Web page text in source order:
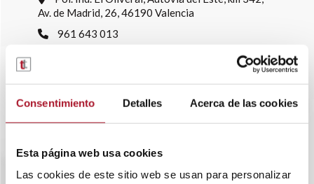
Consentimiento Detalles Acerca de las cookies
Esta página web usa cookies
Las cookies de este sitio web se usan para personalizar
Av. de Madrid, 26, 46190 Valencia
961 643 013
Ver delegaciones
Trabaja con nosotros